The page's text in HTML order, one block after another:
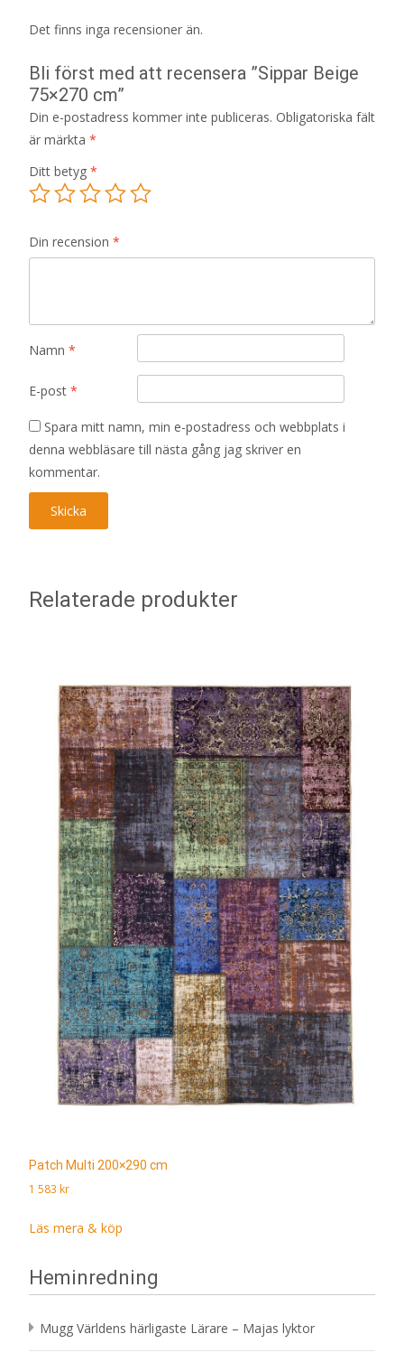
Det finns inga recensioner än.
Bli först med att recensera ”Sippar Beige
75×270 cm”
Din e-postadress kommer inte publiceras. Obligatoriska fält
är märkta *
Ditt betyg *
Din recension *
Namn *
E-post *
Spara mitt namn, min e-postadress och webbplats i
denna webbläsare till nästa gång jag skriver en
kommentar.
Relaterade produkter
Patch Multi 200×290 cm
1 583 kr
Läs mera & köp
Heminredning
Mugg Världens härligaste Lärare – Majas lyktor